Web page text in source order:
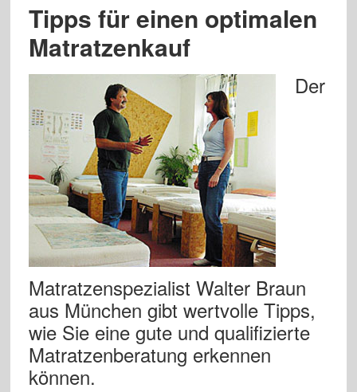
Tipps für einen optimalen
Matratzenkauf
Der
Matratzenspezialist Walter Braun
aus München gibt wertvolle Tipps,
wie Sie eine gute und qualifizierte
Matratzenberatung erkennen
können.